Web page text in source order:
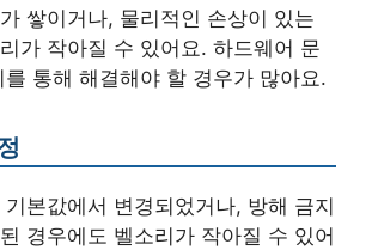
쌓이거나, 물리적인 손상이 있는
가 작아질 수 있어요. 하드웨어 문
통해 해결해야 할 경우가 많아요.
본값에서 변경되었거나, 방해 금지
경우에도 벨소리가 작아질 수 있어